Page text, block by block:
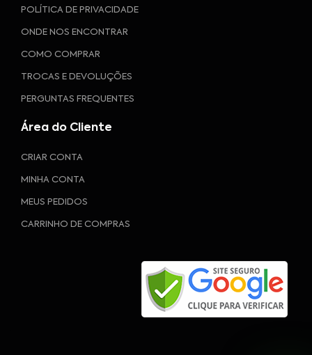
POLÍTICA DE PRIVACIDADE
ONDE NOS ENCONTRAR
COMO COMPRAR
TROCAS E DEVOLUÇÕES
PERGUNTAS FREQUENTES
Área do Cliente
CRIAR CONTA
MINHA CONTA
MEUS PEDIDOS
CARRINHO DE COMPRAS